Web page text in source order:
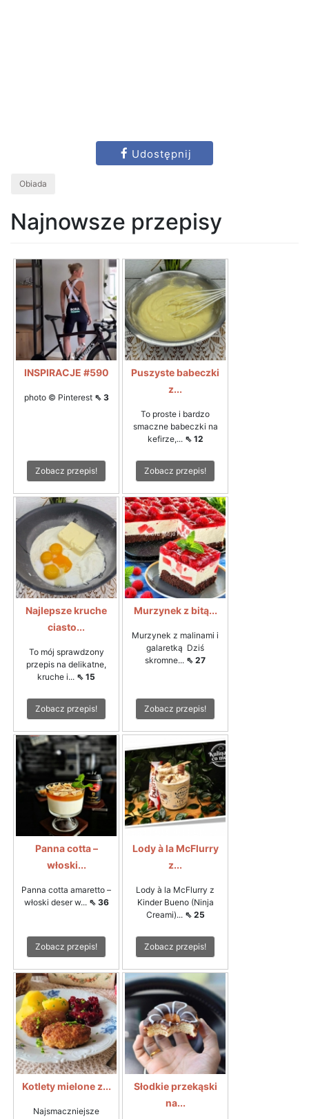
Udostępnij
Obiada
Najnowsze przepisy
INSPIRACJE #590
photo © Pinterest ⇖ 3
Zobacz przepis!
Puszyste babeczki
z...
To proste i bardzo
smaczne babeczki na
kefirze,... ⇖ 12
Zobacz przepis!
Najlepsze kruche
ciasto...
To mój sprawdzony
przepis na delikatne,
kruche i... ⇖ 15
Zobacz przepis!
Murzynek z bitą...
Murzynek z malinami i
galaretką Dziś
skromne... ⇖ 27
Zobacz przepis!
Panna cotta –
włoski...
Panna cotta amaretto –
włoski deser w... ⇖ 36
Zobacz przepis!
Lody à la McFlurry
z...
Lody à la McFlurry z
Kinder Bueno (Ninja
Creami)... ⇖ 25
Zobacz przepis!
Kotlety mielone z...
Najsmaczniejsze
Słodkie przekąski
na...